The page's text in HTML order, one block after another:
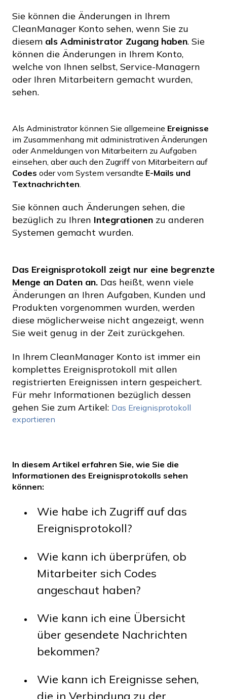
Sie können die Änderungen in Ihrem
CleanManager Konto sehen, wenn Sie zu
diesem als Administrator Zugang haben. Sie
können die Änderungen in Ihrem Konto,
welche von Ihnen selbst, Service-Managern
oder Ihren Mitarbeitern gemacht wurden,
sehen.
Als Administrator können Sie allgemeine Ereignisse
im Zusammenhang mit administrativen Änderungen
oder Anmeldungen von Mitarbeitern zu Aufgaben
einsehen, aber auch den Zugriff von Mitarbeitern auf
Codes oder vom System versandte E-Mails und
Textnachrichten
Sie können auch Änderungen sehen, die
bezüglich zu Ihren Integrationen zu anderen
Systemen gemacht wurden.
Das Ereignisprotokoll zeigt nur eine begrenzte
Menge an Daten an. Das heißt, wenn viele
Änderungen an Ihren Aufgaben, Kunden und
Produkten vorgenommen wurden, werden
diese möglicherweise nicht angezeigt, wenn
Sie weit genug in der Zeit zurückgehen.
In Ihrem CleanManager Konto ist immer ein
komplettes Ereignisprotokoll mit allen
registrierten Ereignissen intern gespeichert.
Für mehr Informationen bezüglich dessen
gehen Sie zum Artikel: Das Ereignisprotokoll
exportieren
In diesem Artikel erfahren Sie, wie Sie die
Informationen des Ereignisprotokolls sehen
können:
Wie habe ich Zugriff auf das
Ereignisprotokoll?
Wie kann ich überprüfen, ob
Mitarbeiter sich Codes
angeschaut haben?
Wie kann ich eine Übersicht
über gesendete Nachrichten
bekommen?
Wie kann ich Ereignisse sehen,
die in Verbindung zu der